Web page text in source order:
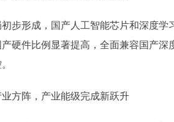
形成，国产人工智能芯片和深度学
硬件比例显著提高，全面兼容国产
阵，产业能级完成新跃升